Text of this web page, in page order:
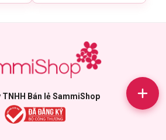
TNHH Bán lẻ SammiShop